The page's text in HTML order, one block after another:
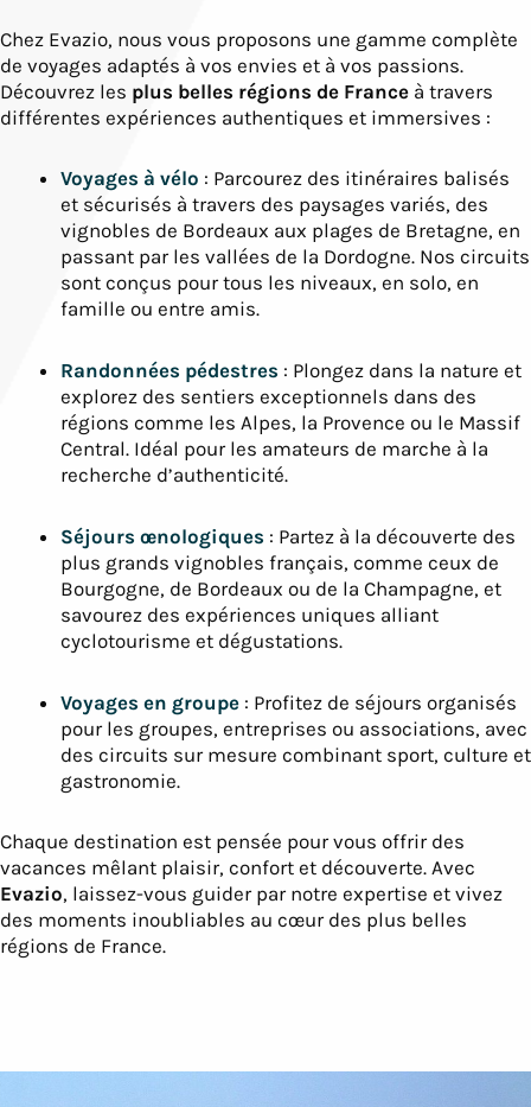
Chez Evazio, nous vous proposons une gamme complète
de voyages adaptés à vos envies et à vos passions.
Découvrez les plus belles régions de France à travers
différentes expériences authentiques et immersives :
Voyages à vélo : Parcourez des itinéraires balisés
et sécurisés à travers des paysages variés, des
vignobles de Bordeaux aux plages de Bretagne, en
passant par les vallées de la Dordogne. Nos circuits
sont conçus pour tous les niveaux, en solo, en
famille ou entre amis.
Randonnées pédestres : Plongez dans la nature et
explorez des sentiers exceptionnels dans des
régions comme les Alpes, la Provence ou le Massif
Central. Idéal pour les amateurs de marche à la
recherche d’authenticité.
Séjours œnologiques : Partez à la découverte des
plus grands vignobles français, comme ceux de
Bourgogne, de Bordeaux ou de la Champagne, et
savourez des expériences uniques alliant
cyclotourisme et dégustations.
Voyages en groupe : Profitez de séjours organisés
pour les groupes, entreprises ou associations, avec
des circuits sur mesure combinant sport, culture et
gastronomie.
Chaque destination est pensée pour vous offrir des
vacances mêlant plaisir, confort et découverte. Avec
Evazio, laissez-vous guider par notre expertise et vivez
des moments inoubliables au cœur des plus belles
régions de France.